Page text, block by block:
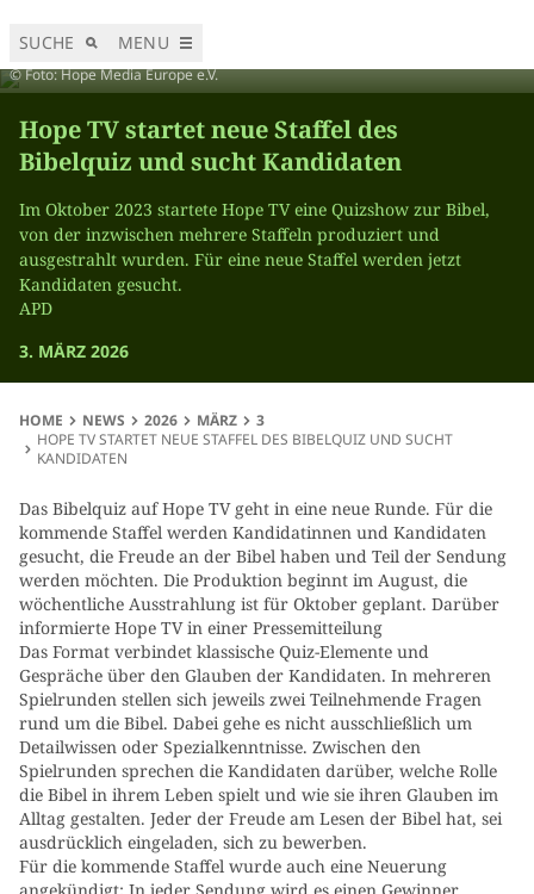
SUCHE MENU
© Foto: Hope Media Europe e.V.
Hope TV startet neue Staffel des
Bibelquiz und sucht Kandidaten
Im Oktober 2023 startete Hope TV eine Quizshow zur Bibel,
von der inzwischen mehrere Staffeln produziert und
ausgestrahlt wurden. Für eine neue Staffel werden jetzt
Kandidaten gesucht.
APD
3. MÄRZ 2026
HOME NEWS 2026 MÄRZ
3
HOPE TV STARTET NEUE STAFFEL DES BIBELQUIZ UND SUCHT
KANDIDATEN
Das Bibelquiz auf Hope TV geht in eine neue Runde. Für die
kommende Staffel werden Kandidatinnen und Kandidaten
gesucht, die Freude an der Bibel haben und Teil der Sendung
werden möchten. Die Produktion beginnt im August, die
wöchentliche Ausstrahlung ist für Oktober geplant. Darüber
informierte Hope TV in einer Pressemitteilung
Das Format verbindet klassische Quiz-Elemente und
Gespräche über den Glauben der Kandidaten. In mehreren
Spielrunden stellen sich jeweils zwei Teilnehmende Fragen
rund um die Bibel. Dabei gehe es nicht ausschließlich um
Detailwissen oder Spezialkenntnisse. Zwischen den
Spielrunden sprechen die Kandidaten darüber, welche Rolle
die Bibel in ihrem Leben spielt und wie sie ihren Glauben im
Alltag gestalten. Jeder der Freude am Lesen der Bibel hat, sei
ausdrücklich eingeladen, sich zu bewerben.
Für die kommende Staffel wurde auch eine Neuerung